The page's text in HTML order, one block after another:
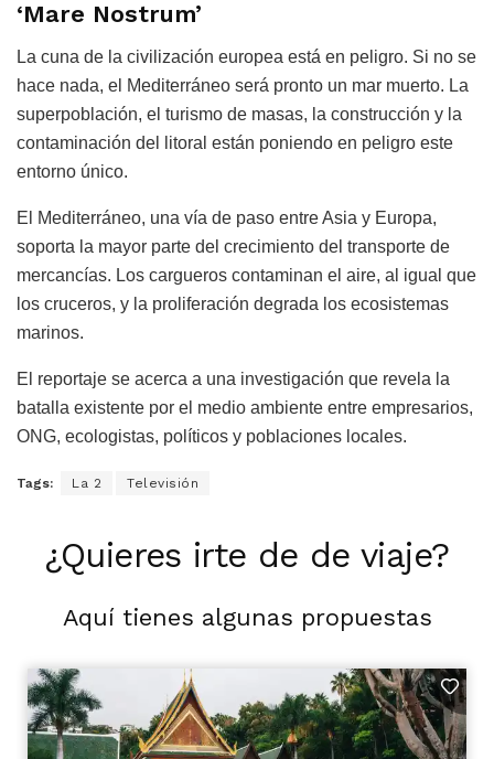
‘Mare Nostrum’
La cuna de la civilización europea está en peligro. Si no se
hace nada, el Mediterráneo será pronto un mar muerto. La
superpoblación, el turismo de masas, la construcción y la
contaminación del litoral están poniendo en peligro este
entorno único.
El Mediterráneo, una vía de paso entre Asia y Europa,
soporta la mayor parte del crecimiento del transporte de
mercancías. Los cargueros contaminan el aire, al igual que
los cruceros, y la proliferación degrada los ecosistemas
marinos.
El reportaje se acerca a una investigación que revela la
batalla existente por el medio ambiente entre empresarios,
ONG, ecologistas, políticos y poblaciones locales.
Tags: La 2 Televisión
¿Quieres irte de de viaje?
Aquí tienes algunas propuestas